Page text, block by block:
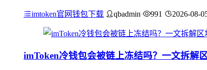
imtoken官网钱包下载 qbadmin 991 2026-08-
imToken冷钱包会被链上冻结吗？一文拆解